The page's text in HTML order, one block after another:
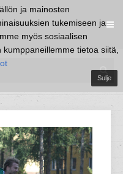
ja mainosten
tukemiseen ja
myös sosiaalisen
tietoa siitä,
Sulje